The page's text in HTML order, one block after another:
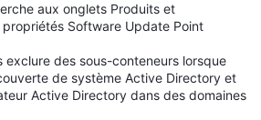
aux onglets Produits et
Software Update Point
exclure des sous-conteneurs lorsque
de système Active Directory et
Active Directory dans des domaines